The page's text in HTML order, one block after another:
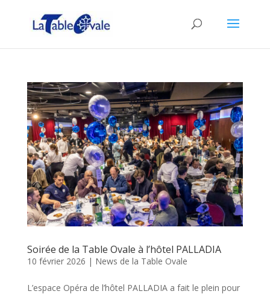
Soirée de la Table Ovale à l’hôtel PALLADIA
10 février 2026 | News de la Table Ovale
L’espace Opéra de l’hôtel PALLADIA a fait le plein pour